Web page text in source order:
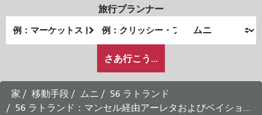
ツ
移
の
切
り
え
旅行プランナー
出
発
終
了
が
ど
の
よ
さあ行こう...
家 移動手段 ムニ
56 ラトランド
56 ラトランド：マンセル経由アーレタおよびベイショア行き時刻表 - 2026年8月7日